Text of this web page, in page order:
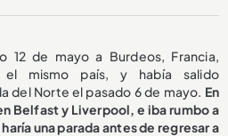
12 de mayo a Burdeos, Francia,
mismo país, y había salido
del Norte el pasado 6 de mayo. En
Belfast y Liverpool, e iba rumbo a
una parada antes de regresar a